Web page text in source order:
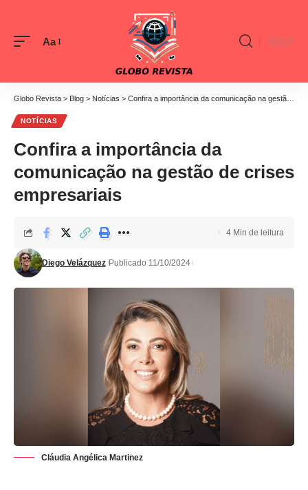
Font
Aa
Globo Revista > Blog > Notícias > Confira a importância da comunicação na gestão de crises empresariais
NOTÍCIAS
Confira a importância da
comunicação na gestão de crises
empresariais
Diego Velázquez Publicado 11/10/2024
4 Min de leitura
Cláudia Angélica Martinez